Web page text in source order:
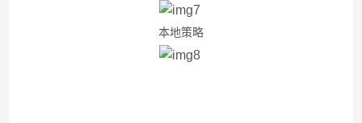
本地策略